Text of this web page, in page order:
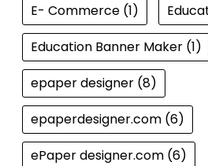
E- Commerce(1)
Education Banner Maker(1)
epaper designer(8)
epaperdesigner.com(6)
ePaper designer.com(6)